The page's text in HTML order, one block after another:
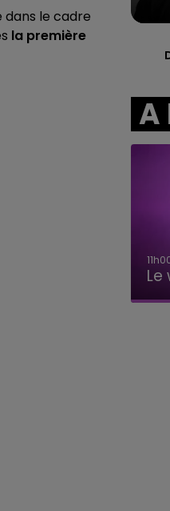
FM
dans le cadre
la première
A
Le